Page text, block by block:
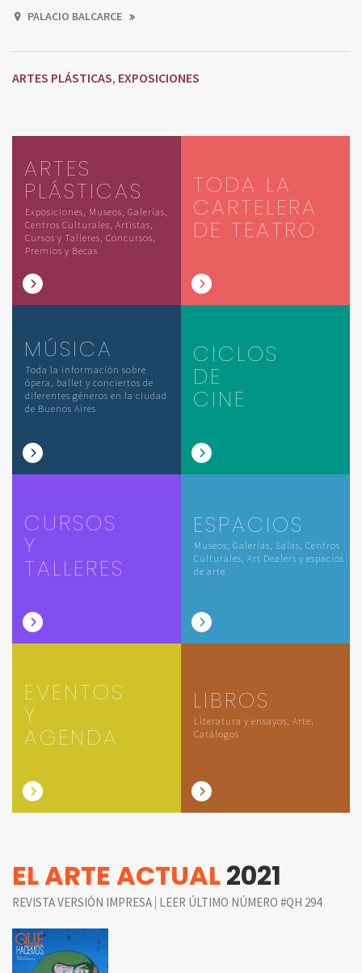
PALACIO BALCARCE
ARTES PLÁSTICAS, EXPOSICIONES
ARTES
PLÁSTICAS
Exposiciones, Museos, Galerías,
Centros Culturales, Artistas,
Cursos y Talleres, Concursos,
Premios y Becas
TODA LA
CARTELERA
DE TEATRO
MÚSICA
Toda la información sobre
ópera, ballet y conciertos de
diferentes géneros en la ciudad
de Buenos Aires
CICLOS
DE
CINE
CURSOS
Y
TALLERES
ESPACIOS
Museos, Galerías, Salas, Centros
Culturales, Art Dealers y espacios
de arte
EVENTOS
Y
AGENDA
LIBROS
Literatura y ensayos, Arte,
Catálogos
EL ARTE ACTUAL2021
REVISTA VERSIÓN IMPRESA | LEER ÚLTIMO NÚMERO #QH 294